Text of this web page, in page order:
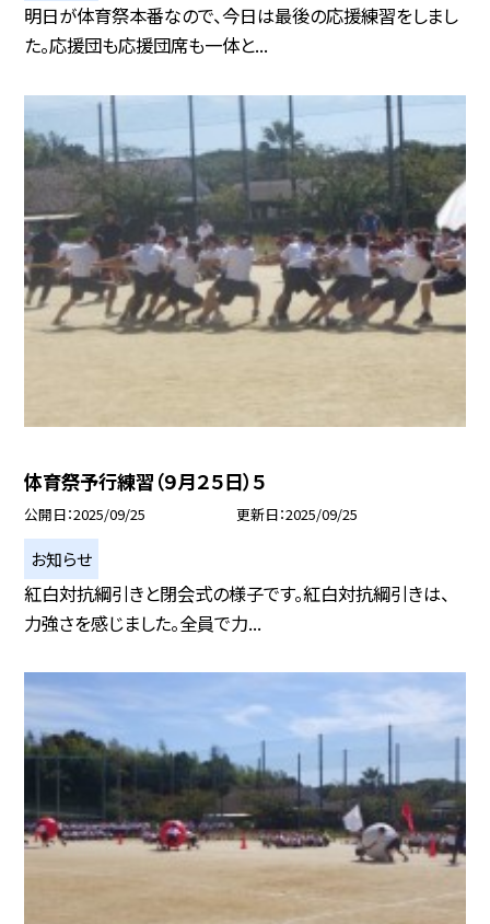
明日が体育祭本番なので、今日は最後の応援練習をしまし
た。応援団も応援団席も一体と...
体育祭予行練習（９月２５日）５
公開日 2025/09/25 更新日 2025/09/25
お知らせ
紅白対抗綱引きと閉会式の様子です。紅白対抗綱引きは、
力強さを感じました。全員で力...